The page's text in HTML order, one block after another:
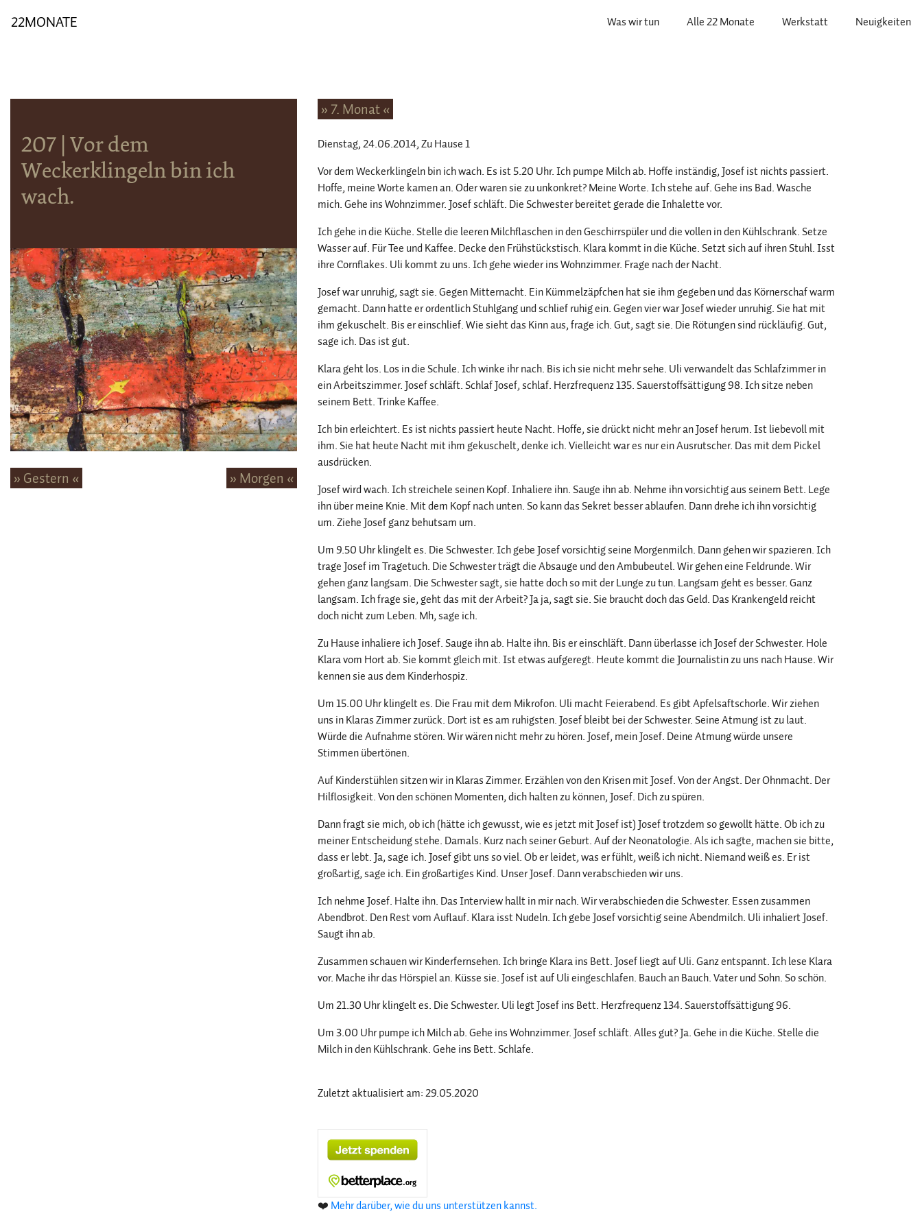
22MONATE Was wir tun Alle 22 Monate Werkstatt Neuigkeiten
207 | Vor dem
Weckerklingeln bin ich
wach.
» Gestern « » Morgen «
» 7. Monat «
Dienstag, 24.06.2014, Zu Hause 1
Vor dem Weckerklingeln bin ich wach. Es ist 5.20 Uhr. Ich pumpe Milch ab. Hoffe inständig, Josef ist nichts passiert.
Hoffe, meine Worte kamen an. Oder waren sie zu unkonkret? Meine Worte. Ich stehe auf. Gehe ins Bad. Wasche
mich. Gehe ins Wohnzimmer. Josef schläft. Die Schwester bereitet gerade die Inhalette vor.
Ich gehe in die Küche. Stelle die leeren Milchflaschen in den Geschirrspüler und die vollen in den Kühlschrank. Setze
Wasser auf. Für Tee und Kaffee. Decke den Frühstückstisch. Klara kommt in die Küche. Setzt sich auf ihren Stuhl. Isst
ihre Cornflakes. Uli kommt zu uns. Ich gehe wieder ins Wohnzimmer. Frage nach der Nacht.
Josef war unruhig, sagt sie. Gegen Mitternacht. Ein Kümmelzäpfchen hat sie ihm gegeben und das Körnerschaf warm
gemacht. Dann hatte er ordentlich Stuhlgang und schlief ruhig ein. Gegen vier war Josef wieder unruhig. Sie hat mit
ihm gekuschelt. Bis er einschlief. Wie sieht das Kinn aus, frage ich. Gut, sagt sie. Die Rötungen sind rückläufig. Gut,
sage ich. Das ist gut.
Klara geht los. Los in die Schule. Ich winke ihr nach. Bis ich sie nicht mehr sehe. Uli verwandelt das Schlafzimmer in
ein Arbeitszimmer. Josef schläft. Schlaf Josef, schlaf. Herzfrequenz 135. Sauerstoffsättigung 98. Ich sitze neben
seinem Bett. Trinke Kaffee.
Ich bin erleichtert. Es ist nichts passiert heute Nacht. Hoffe, sie drückt nicht mehr an Josef herum. Ist liebevoll mit
ihm. Sie hat heute Nacht mit ihm gekuschelt, denke ich. Vielleicht war es nur ein Ausrutscher. Das mit dem Pickel
ausdrücken.
Josef wird wach. Ich streichele seinen Kopf. Inhaliere ihn. Sauge ihn ab. Nehme ihn vorsichtig aus seinem Bett. Lege
ihn über meine Knie. Mit dem Kopf nach unten. So kann das Sekret besser ablaufen. Dann drehe ich ihn vorsichtig
um. Ziehe Josef ganz behutsam um.
Um 9.50 Uhr klingelt es. Die Schwester. Ich gebe Josef vorsichtig seine Morgenmilch. Dann gehen wir spazieren. Ich
trage Josef im Tragetuch. Die Schwester trägt die Absauge und den Ambubeutel. Wir gehen eine Feldrunde. Wir
gehen ganz langsam. Die Schwester sagt, sie hatte doch so mit der Lunge zu tun. Langsam geht es besser. Ganz
langsam. Ich frage sie, geht das mit der Arbeit? Ja ja, sagt sie. Sie braucht doch das Geld. Das Krankengeld reicht
doch nicht zum Leben. Mh, sage ich.
Zu Hause inhaliere ich Josef. Sauge ihn ab. Halte ihn. Bis er einschläft. Dann überlasse ich Josef der Schwester. Hole
Klara vom Hort ab. Sie kommt gleich mit. Ist etwas aufgeregt. Heute kommt die Journalistin zu uns nach Hause. Wir
kennen sie aus dem Kinderhospiz.
Um 15.00 Uhr klingelt es. Die Frau mit dem Mikrofon. Uli macht Feierabend. Es gibt Apfelsaftschorle. Wir ziehen
uns in Klaras Zimmer zurück. Dort ist es am ruhigsten. Josef bleibt bei der Schwester. Seine Atmung ist zu laut.
Würde die Aufnahme stören. Wir wären nicht mehr zu hören. Josef, mein Josef. Deine Atmung würde unsere
Stimmen übertönen.
Auf Kinderstühlen sitzen wir in Klaras Zimmer. Erzählen von den Krisen mit Josef. Von der Angst. Der Ohnmacht. Der
Hilflosigkeit. Von den schönen Momenten, dich halten zu können, Josef. Dich zu spüren.
Dann fragt sie mich, ob ich (hätte ich gewusst, wie es jetzt mit Josef ist) Josef trotzdem so gewollt hätte. Ob ich zu
meiner Entscheidung stehe. Damals. Kurz nach seiner Geburt. Auf der Neonatologie. Als ich sagte, machen sie bitte,
dass er lebt. Ja, sage ich. Josef gibt uns so viel. Ob er leidet, was er fühlt, weiß ich nicht. Niemand weiß es. Er ist
großartig, sage ich. Ein großartiges Kind. Unser Josef. Dann verabschieden wir uns.
Ich nehme Josef. Halte ihn. Das Interview hallt in mir nach. Wir verabschieden die Schwester. Essen zusammen
Abendbrot. Den Rest vom Auflauf. Klara isst Nudeln. Ich gebe Josef vorsichtig seine Abendmilch. Uli inhaliert Josef.
Saugt ihn ab.
Zusammen schauen wir Kinderfernsehen. Ich bringe Klara ins Bett. Josef liegt auf Uli. Ganz entspannt. Ich lese Klara
vor. Mache ihr das Hörspiel an. Küsse sie. Josef ist auf Uli eingeschlafen. Bauch an Bauch. Vater und Sohn. So schön.
Um 21.30 Uhr klingelt es. Die Schwester. Uli legt Josef ins Bett. Herzfrequenz 134. Sauerstoffsättigung 96.
Um 3.00 Uhr pumpe ich Milch ab. Gehe ins Wohnzimmer. Josef schläft. Alles gut? Ja. Gehe in die Küche. Stelle die
Milch in den Kühlschrank. Gehe ins Bett. Schlafe.
Zuletzt aktualisiert am: 29.05.2020
❤️ Mehr darüber, wie du uns unterstützen kannst.